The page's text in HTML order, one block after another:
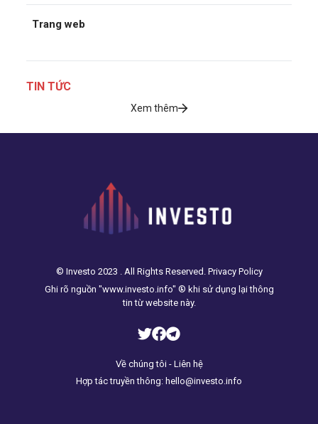
Trang web
TIN TỨC
Xem thêm
© Investo 2023 . All Rights Reserved. Privacy Policy
Ghi rõ nguồn "www.investo.info" ® khi sử dụng lại thông
tin từ website này.
Về chúng tôi - Liên hệ
Hợp tác truyền thông: hello@investo.info